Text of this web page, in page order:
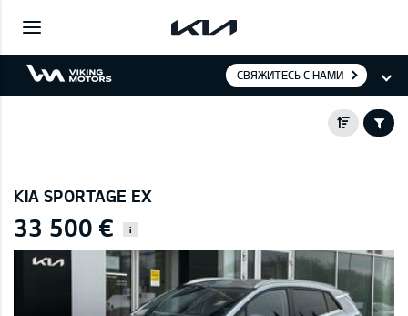
СВЯЖИТЕСЬ С НАМИ
KIA SPORTAGE EX
33 500 € i